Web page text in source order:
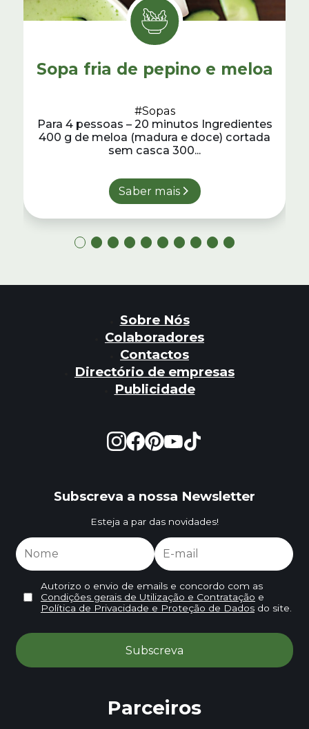
Sopa fria de pepino e meloa
#Sopas
Para 4 pessoas – 20 minutos Ingredientes
400 g de meloa (madura e doce) cortada
sem casca 300...
Saber mais
Sobre Nós
Colaboradores
Contactos
Directório de empresas
Publicidade
Subscreva a nossa Newsletter
Esteja a par das novidades!
Autorizo o envio de emails e concordo com as
Condições gerais de Utilização e Contratação e
Política de Privacidade e Proteção de Dadosdo site.
Parceiros